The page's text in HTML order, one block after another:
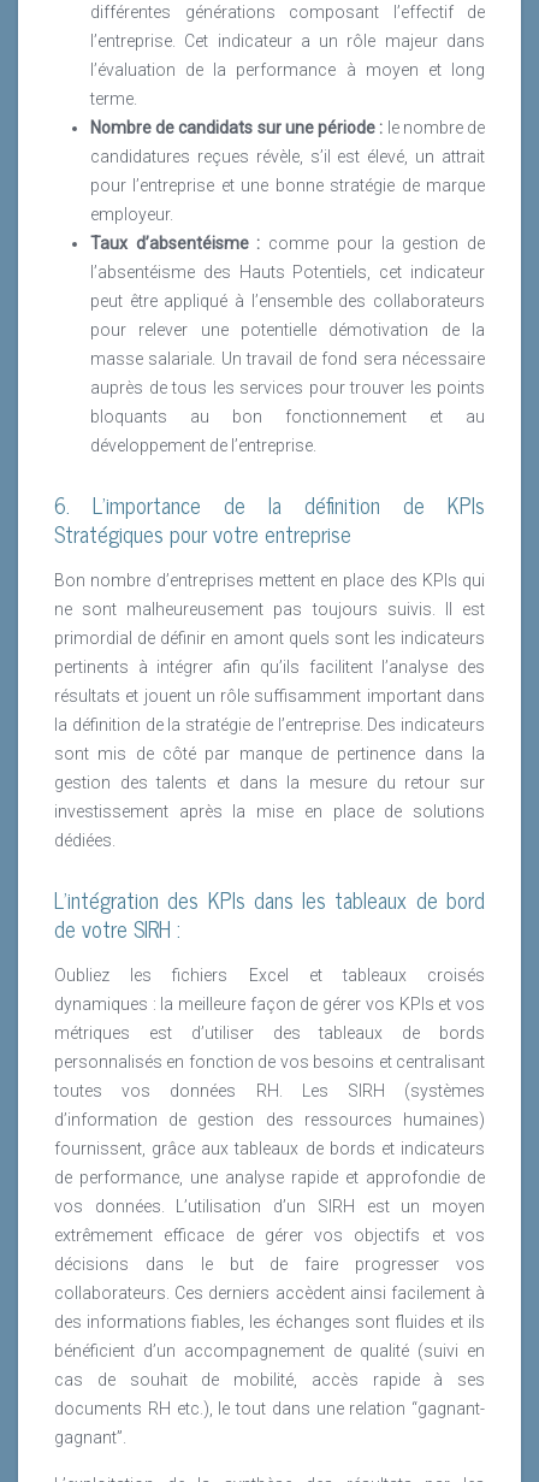
différentes générations composant l’effectif de
l’entreprise. Cet indicateur a un rôle majeur dans
l’évaluation de la performance à moyen et long
terme.
Nombre de candidats sur une période : le nombre de
candidatures reçues révèle, s’il est élevé, un attrait
pour l’entreprise et une bonne stratégie de marque
employeur.
Taux d’absentéisme : comme pour la gestion de
l’absentéisme des Hauts Potentiels, cet indicateur
peut être appliqué à l’ensemble des collaborateurs
pour relever une potentielle démotivation de la
masse salariale. Un travail de fond sera nécessaire
auprès de tous les services pour trouver les points
bloquants au bon fonctionnement et au
développement de l’entreprise.
6. L’importance de la définition de KPIs
Stratégiques pour votre entreprise
Bon nombre d’entreprises mettent en place des KPIs qui
ne sont malheureusement pas toujours suivis. Il est
primordial de définir en amont quels sont les indicateurs
pertinents à intégrer afin qu’ils facilitent l’analyse des
résultats et jouent un rôle suffisamment important dans
la définition de la stratégie de l’entreprise. Des indicateurs
sont mis de côté par manque de pertinence dans la
gestion des talents et dans la mesure du retour sur
investissement après la mise en place de solutions
dédiées.
L’intégration des KPIs dans les tableaux de bord
de votre SIRH :
Oubliez les fichiers Excel et tableaux croisés
dynamiques : la meilleure façon de gérer vos KPIs et vos
métriques est d’utiliser des tableaux de bords
personnalisés en fonction de vos besoins et centralisant
toutes vos données RH. Les SIRH (systèmes
d’information de gestion des ressources humaines)
fournissent, grâce aux tableaux de bords et indicateurs
de performance, une analyse rapide et approfondie de
vos données. L’utilisation d’un SIRH est un moyen
extrêmement efficace de gérer vos objectifs et vos
décisions dans le but de faire progresser vos
collaborateurs. Ces derniers accèdent ainsi facilement à
des informations fiables, les échanges sont fluides et ils
bénéficient d’un accompagnement de qualité (suivi en
cas de souhait de mobilité, accès rapide à ses
documents RH etc.), le tout dans une relation “gagnant-
gagnant”.